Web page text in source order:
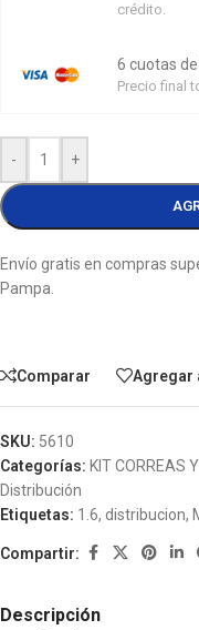
crédito.
6 cuotas de
Precio final
- +
Envío gratis en compras
Pampa.
Comparar Agregar
SKU: 5610
Categorías: KIT CORREAS
Distribución
Etiquetas: 1.6, distribucion,
Compartir:
Descripción